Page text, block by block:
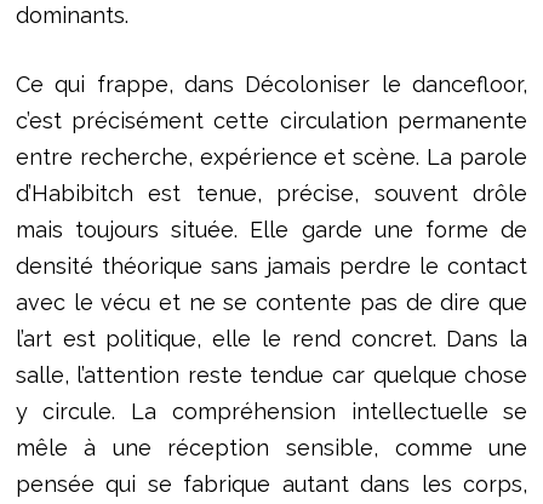
dominants.
Ce qui frappe, dans Décoloniser le dancefloor,
c’est précisément cette circulation permanente
entre recherche, expérience et scène. La parole
d’Habibitch est tenue, précise, souvent drôle
mais toujours située. Elle garde une forme de
densité théorique sans jamais perdre le contact
avec le vécu et ne se contente pas de dire que
l’art est politique, elle le rend concret. Dans la
salle, l’attention reste tendue car quelque chose
y circule. La compréhension intellectuelle se
mêle à une réception sensible, comme une
pensée qui se fabrique autant dans les corps,